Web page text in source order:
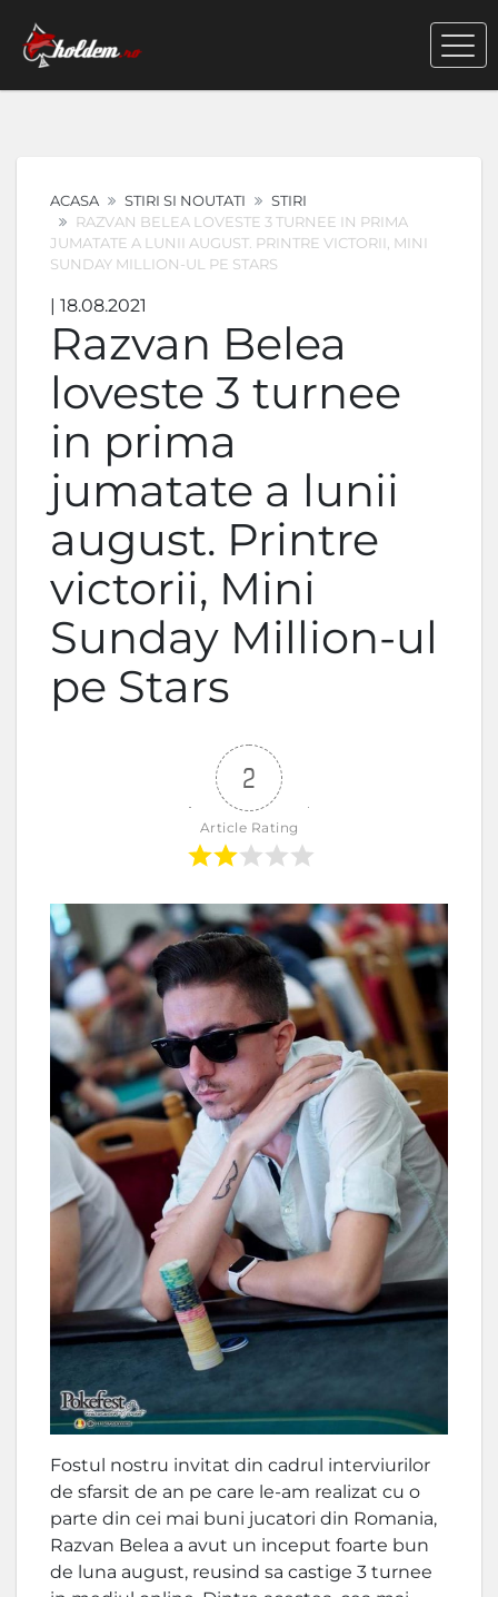
ACASA STIRI SI NOUTATI
STIRI
RAZVAN BELEA LOVESTE 3 TURNEE IN PRIMA
JUMATATE A LUNII AUGUST. PRINTRE VICTORII, MINI
SUNDAY MILLION-UL PE STARS
| 18.08.2021
Razvan Belea
loveste 3 turnee
in prima
jumatate a lunii
august. Printre
victorii, Mini
Sunday Million-ul
pe Stars
2
Article Rating
Fostul nostru invitat din cadrul interviurilor
de sfarsit de an pe care le-am realizat cu o
parte din cei mai buni jucatori din Romania,
Razvan Belea a avut un inceput foarte bun
de luna august, reusind sa castige 3 turnee